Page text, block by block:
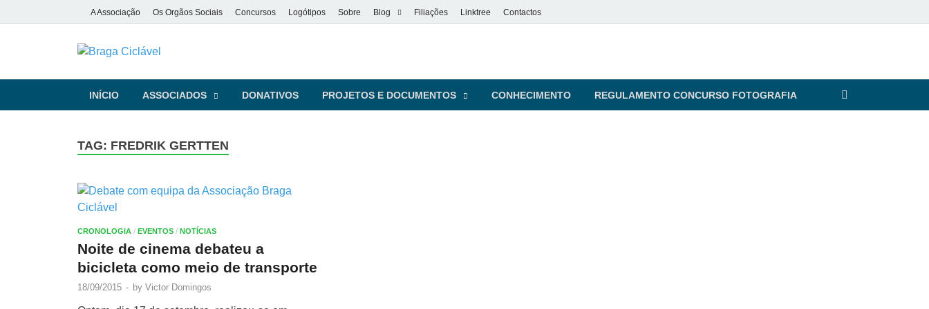
A Associação Os Orgãos Sociais Concursos Logótipos Sobre Blog Filiações Linktree Contactos
Braga Ciclável
INÍCIO ASSOCIADOS DONATIVOS PROJETOS E DOCUMENTOS CONHECIMENTO REGULAMENTO CONCURSO FOTOGRAFIA
TAG: FREDRIK GERTTEN
CRONOLOGIA / EVENTOS / NOTÍCIAS
Noite de cinema debateu a
bicicleta como meio de transporte
18/09/2015 - by Victor Domingos